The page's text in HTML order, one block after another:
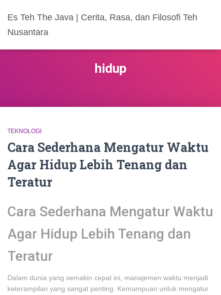
Es Teh The Java | Cerita, Rasa, dan Filosofi Teh
Nusantara
hidup
TEKNOLOGI
Cara Sederhana Mengatur Waktu
Agar Hidup Lebih Tenang dan
Teratur
Cara Sederhana Mengatur Waktu
Agar Hidup Lebih Tenang dan
Teratur
Dalam dunia yang semakin cepat ini, manajemen waktu menjadi
keterampilan yang sangat penting. Kemampuan untuk mengatur